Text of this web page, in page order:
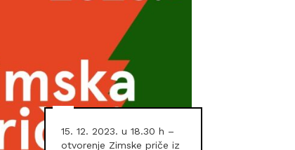
15. 12. 2023. u 18.30 h –
otvorenje Zimske priče iz